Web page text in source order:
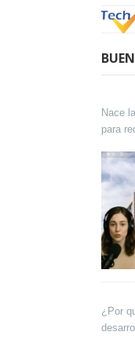
Nace
para
¿Por